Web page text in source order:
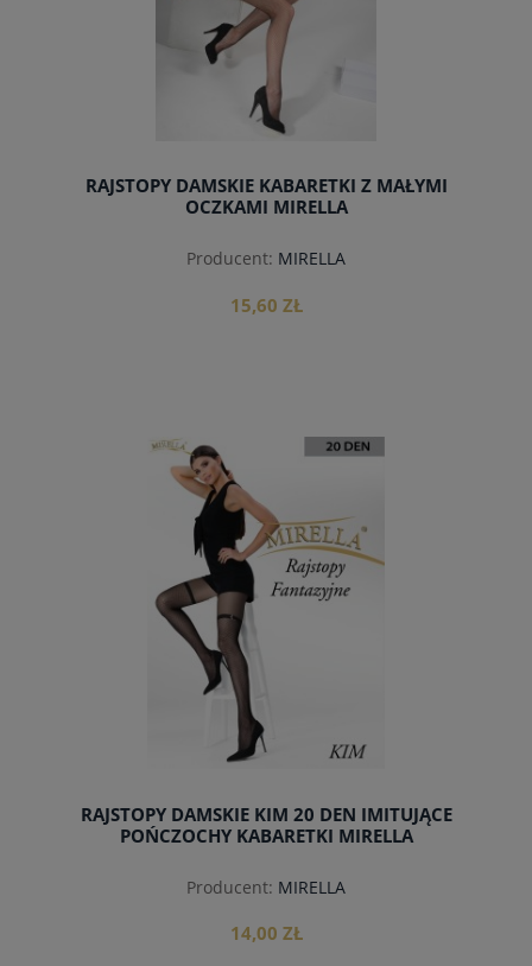
RAJSTOPY DAMSKIE KABARETKI Z MAŁYMI
OCZKAMI MIRELLA
Producent: MIRELLA
15,60 ZŁ
do koszyka
RAJSTOPY DAMSKIE KIM 20 DEN IMITUJĄCE
POŃCZOCHY KABARETKI MIRELLA
Producent: MIRELLA
14,00 ZŁ